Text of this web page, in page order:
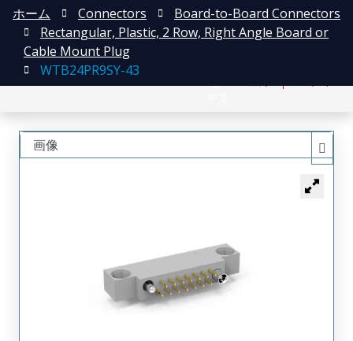
ホーム Connectors
Board-to-Board Connectors
Rectangular, Plastic, 2 Row, Right Angle Board or
Cable Mount Plug
WTB24PR9SY-43
画像